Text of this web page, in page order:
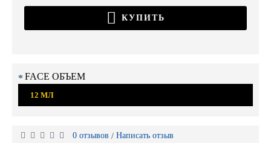
КУПИТЬ
FACE ОБЪЕМ
12 МЛ
0 отзывов / Написать отзыв